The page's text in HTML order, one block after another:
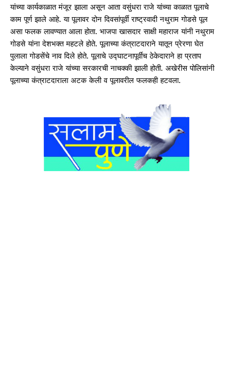
यांच्या कार्यकाळात मंजूर झाला असून आता वसुंधरा राजे यांच्या काळात पूलाचे
काम पूर्ण झाले आहे. या पूलावर दोन दिवसांपूर्वी राष्ट्रवादी नथुराम गोडसे पूल
असा फलक लावण्यात आला होता. भाजपा खासदार साक्षी महाराज यांनी नथुराम
गोडसे यांना देशभक्त महटले होते. पूलाच्या कंत्राटदाराने यातून प्रेरणा घेत
पुलाला गोडसेंचे नाव दिले होते. पूलाचे उद्घाटनापूर्वीच ठेकेदाराने हा प्रताप
केल्याने वसुंधरा राजे यांच्या सरकारची नाचक्की झाली होती. अखेरीस पोलिसांनी
पूलाच्या कंत्राटदाराला अटक केली व पूलावरील फलकही हटवला.